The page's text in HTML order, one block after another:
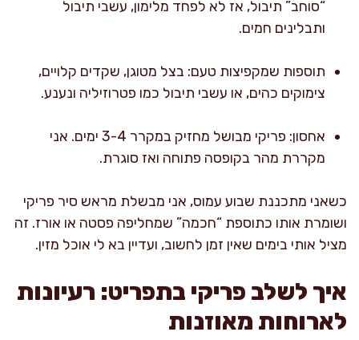
“סוחב” תיבול, אז לא לפחד מלימון, עשבי תיבול
ותבלינים חמים.
תוספות שמקפיצות טעם: בצל מטוגן, שקדים קלויים,
צימוקים כהים, או עשבי תיבול כמו פטרוזיליה ונענע.
אחסון: פריקי מבושל מחזיק במקרר 3-4 ימים. אני
מקררת מהר בקופסה פתוחה ואז סוגרת.
כשאני מתכננת שבוע עמוס, אני מבשלת מראש סיר פריקי
ושומרת אותו כתוספת “חכמה” שמחליפה פסטה או אורז. זה
מציל אותי בימים שאין זמן לחשוב, ועדיין בא לי אוכל מזין.
איך לשלב פריקי בתפריט: רעיונות
לארוחות מאוזנות